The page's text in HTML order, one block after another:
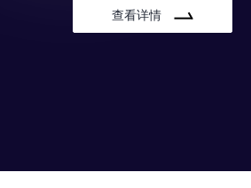
查看详情